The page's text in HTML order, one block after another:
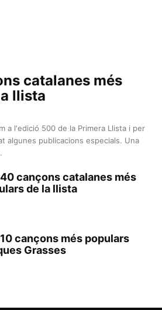
catalanes més
llista
a l'edició 500 de la Primera Llista i per
algunes publicacions especials. Una
cançons catalanes més
de la llista
cançons més populars
Grasses